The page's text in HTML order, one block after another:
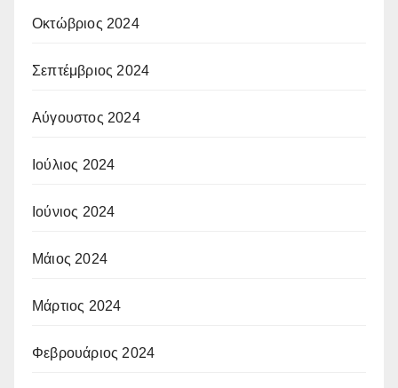
Οκτώβριος 2024
Σεπτέμβριος 2024
Αύγουστος 2024
Ιούλιος 2024
Ιούνιος 2024
Μάιος 2024
Μάρτιος 2024
Φεβρουάριος 2024